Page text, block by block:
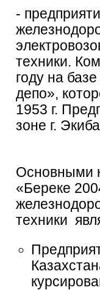
-
техники.
году на
депо»,
1953 г.
зоне г.
Основными
«Береке
техники